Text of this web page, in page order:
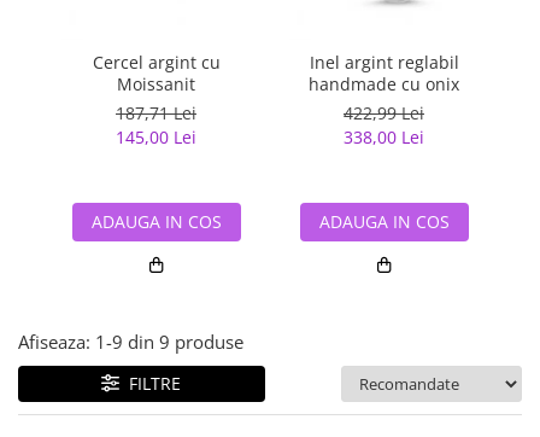
Bijuterii argint placat cu aur
Bijuterii gotice si rock
Bijuterii Handmade
Bijuterii fantezie
Bijuterii tungsten
Solutii si lavete de curatare
bijuterii argint
Cercel argint cu
Moissanit
187,71 Lei
145,00 Lei
ADAUGA IN COS
Inel argint reglabil
handmade cu onix
422,99 Lei
338,00 Lei
ADAUGA IN COS
Afiseaza: 1-9 din 9 produse
FILTRE